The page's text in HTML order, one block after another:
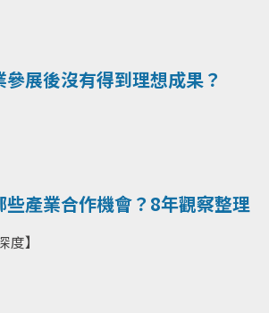
展後沒有得到理想成果？
些產業合作機會？8年觀察整理
】